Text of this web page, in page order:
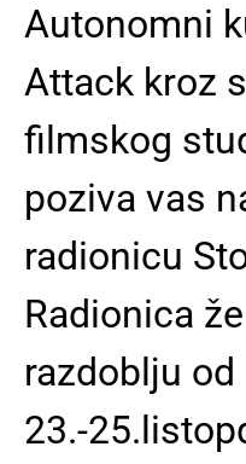
Autonomni
Attack kroz
filmskog
poziva vas
radionicu
Radionica
razdoblju od
23.-